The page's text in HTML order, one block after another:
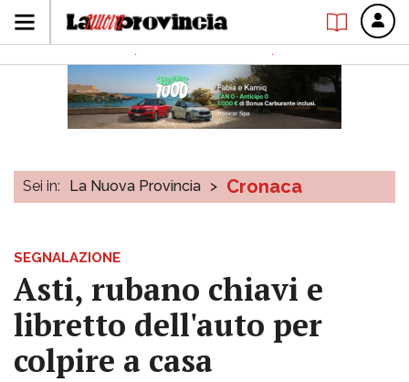
Sei in: La Nuova Provincia > Cronaca
SEGNALAZIONE
Asti, rubano chiavi e
libretto dell'auto per
colpire a casa